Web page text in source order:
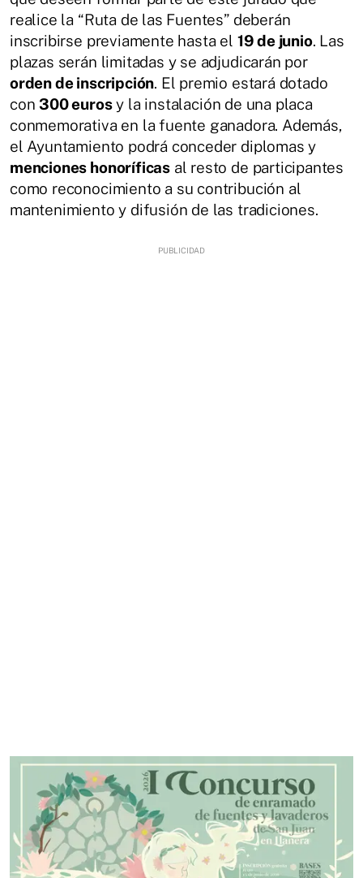
realice la “Ruta de las Fuentes” deberán
inscribirse previamente hasta el 19 de junio. Las
plazas serán limitadas y se adjudicarán por
orden de inscripción. El premio estará dotado
con 300 eurosy la instalación de una placa
conmemorativa en la fuente ganadora. Además,
el Ayuntamiento podrá conceder diplomas y
menciones honoríficas al resto de participantes
como reconocimiento a su contribución al
mantenimiento y difusión de las tradiciones.